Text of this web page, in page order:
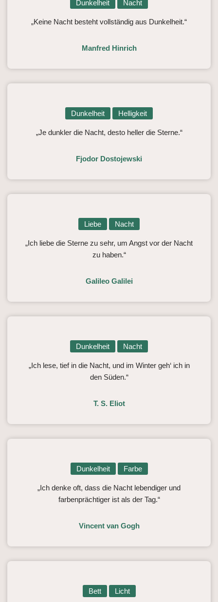
Dunkelheit Nacht
„Keine Nacht besteht vollständig aus Dunkelheit.“
Manfred Hinrich
Dunkelheit Helligkeit
„Je dunkler die Nacht, desto heller die Sterne.“
Fjodor Dostojewski
Liebe Nacht
„Ich liebe die Sterne zu sehr, um Angst vor der Nacht
zu haben.“
Galileo Galilei
Dunkelheit Nacht
„Ich lese, tief in die Nacht, und im Winter geh‘ ich in
den Süden.“
T. S. Eliot
Dunkelheit Farbe
„Ich denke oft, dass die Nacht lebendiger und
farbenprächtiger ist als der Tag.“
Vincent van Gogh
Bett Licht